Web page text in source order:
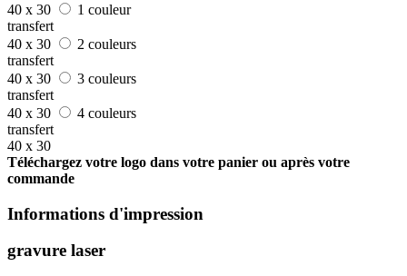
40 x 30
1 couleur
transfert
40 x 30
2 couleurs
transfert
40 x 30
3 couleurs
transfert
40 x 30
4 couleurs
transfert
40 x 30
Téléchargez votre logo dans votre panier ou après votre
commande
Informations d'impression
gravure laser